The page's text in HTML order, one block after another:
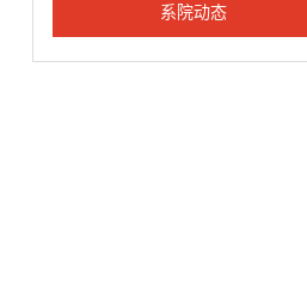
系院动态